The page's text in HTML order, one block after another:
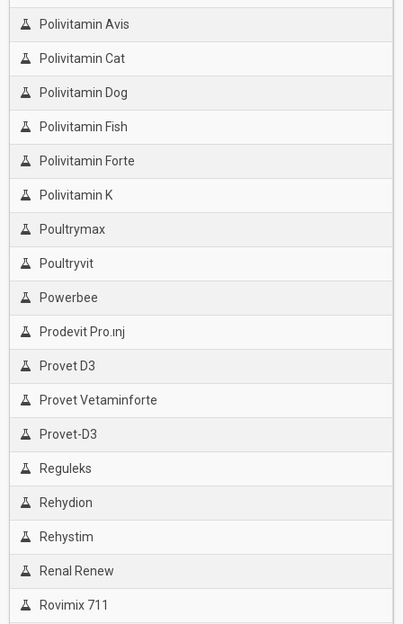
Polivitamin Avis
Polivitamin Cat
Polivitamin Dog
Polivitamin Fish
Polivitamin Forte
Polivitamin K
Poultrymax
Poultryvit
Powerbee
Prodevit Pro.ınj
Provet D3
Provet Vetaminforte
Provet-D3
Reguleks
Rehydion
Rehystim
Renal Renew
Rovimix 711